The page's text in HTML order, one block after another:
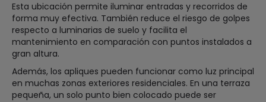
Esta ubicación permite iluminar entradas y recorridos de
forma muy efectiva. También reduce el riesgo de golpes
respecto a luminarias de suelo y facilita el
mantenimiento en comparación con puntos instalados a
gran altura.
Además, los apliques pueden funcionar como luz principal
en muchas zonas exteriores residenciales. En una terraza
pequeña, un solo punto bien colocado puede ser